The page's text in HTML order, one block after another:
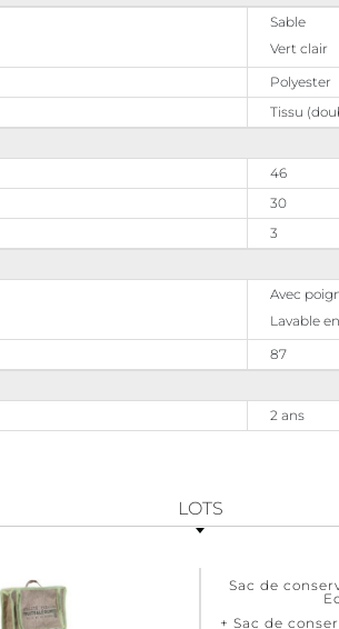
Sable
Vert clair
Polyester
Tissu
46
30
3
Avec
Lavable
87
2 ans
LOTS
Sac de
+ Sac de